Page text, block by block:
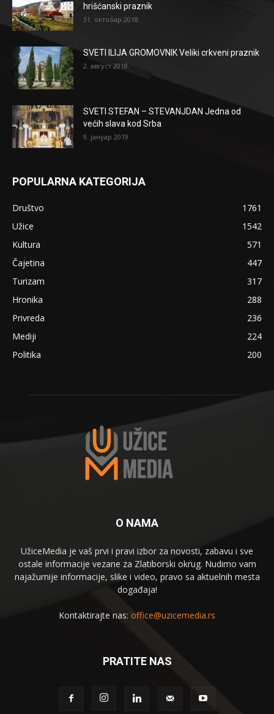
hrišćanski praznik
31. октобар 2018.
SVETI ILIJA GROMOVNIK Veliki crkveni praznik
2. август 2018.
SVETI STEFAN – STEVANJDAN Jedna od
većih slava kod Srba
9. јануар 2019.
POPULARNA KATEGORIJA
Društvo
1761
Užice
1542
Kultura
571
Čajetina
447
Turizam
317
Hronika
288
Privreda
236
Mediji
224
Politika
200
O NAMA
UžiceMedia je vaš prvi i pravi izbor za novosti, zabavu i sve
ostale informacije vezane za Zlatiborski okrug. Nudimo vam
najažurnije informacije, slike i video, pravo sa aktuelnih mesta
događaja!
Kontaktirajte nas: office@uzicemedia.rs
PRATITE NAS